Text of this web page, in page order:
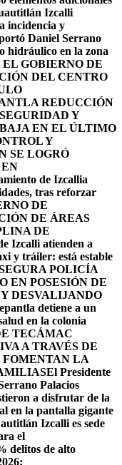
Izcalli
incidencia y
Daniel Serrano
hidráulico en la zona
GOBIERNO DE
DEL CENTRO
REDUCCIÓN
Y
EN EL ÚLTIMO
Y
SE LOGRÓ
EN
de Izcallia
tras reforzar
DE
DE ÁREAS
DE
Izcalli atienden a
y tráiler: está estable
POLICÍA
EN POSESIÓN DE
DESVALIJANDO
detiene a un
en la colonia
TECÁMAC
A TRAVÉS DE
FOMENTAN LA
El Presidente
Palacios
a disfrutar de la
en la pantalla gigante
Izcalli es sede
el
delitos de alto